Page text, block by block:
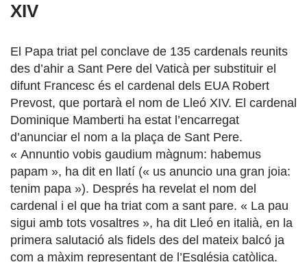
XIV
El Papa triat pel conclave de 135 cardenals reunits
des d’ahir a Sant Pere del Vaticà per substituir el
difunt Francesc és el cardenal dels EUA Robert
Prevost, que portarà el nom de Lleó XIV. El cardenal
Dominique Mamberti ha estat l’encarregat
d’anunciar el nom a la plaça de Sant Pere.
« Annuntio vobis gaudium màgnum: habemus
papam », ha dit en llatí (« us anuncio una gran joia:
tenim papa »). Després ha revelat el nom del
cardenal i el que ha triat com a sant pare. « La pau
sigui amb tots vosaltres », ha dit Lleó en italià, en la
primera salutació als fidels des del mateix balcó ja
com a màxim representant de l’Església catòlica.